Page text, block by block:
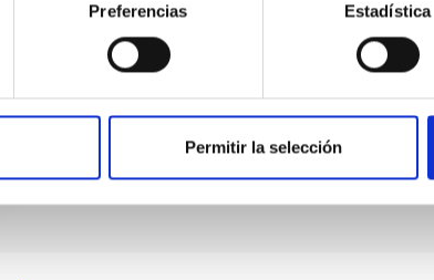
Preferencias Estadística
Permitir la selección